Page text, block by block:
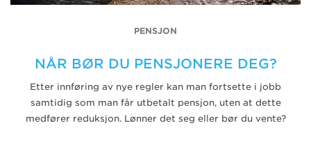
PENSJON
NÅR BØR DU PENSJONERE DEG?
Etter innføring av nye regler kan man fortsette i jobb
samtidig som man får utbetalt pensjon, uten at dette
medfører reduksjon. Lønner det seg eller bør du vente?